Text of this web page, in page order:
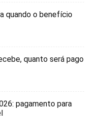
quando o benefício
quanto será pago
pagamento para